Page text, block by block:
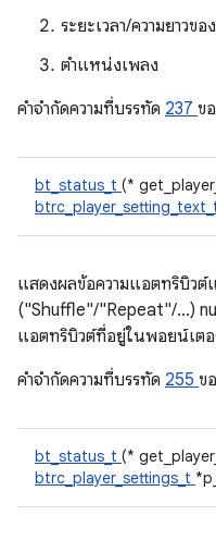
ระยะเวลา/ความยาวขอ
ตำแหน่งเพลง
คําจํากัดความที่บรรทัด 237 ข
bt_status_t (*
แสดงผลข้อความแอตทริบิว
("Shuffle"/"Repeat"/...)
แอตทริบิวต์ที่อยู่ในพอยน์เต
คําจํากัดความที่บรรทัด 255 ข
bt_status_t (*
btrc_player_settings_t